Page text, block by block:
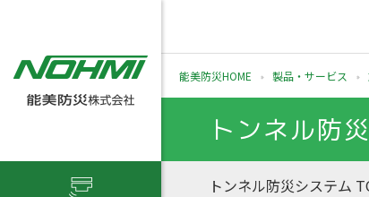
能美防災HOME 製品・サービス
トンネル防
トンネル防災システム